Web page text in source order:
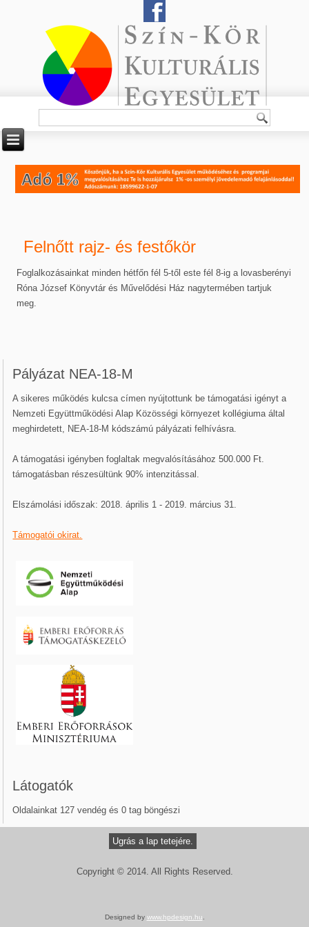
Felnőtt rajz- és festőkör
Foglalkozásainkat minden hétfőn fél 5-től este fél 8-ig a lovasberényi
Róna József Könyvtár és Művelődési Ház nagytermében tartjuk
meg.
Pályázat NEA-18-M
A sikeres működés kulcsa címen nyújtottunk be támogatási igényt a
Nemzeti Együttműködési Alap Közösségi környezet kollégiuma által
meghirdetett, NEA-18-M kódszámú pályázati felhívásra.
A támogatási igényben foglaltak megvalósításához 500.000 Ft.
támogatásban részesültünk 90% intenzitással.
Elszámolási időszak: 2018. április 1 - 2019. március 31.
Támogatói okirat.
Látogatók
Oldalainkat 127 vendég és 0 tag böngészi
Ugrás a lap tetejére.
Copyright © 2014. All Rights Reserved.
Designed by www.hpdesign.hu